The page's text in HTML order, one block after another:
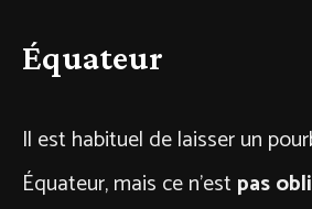
Équateur
Il est habituel de laisser un
Équateur, mais ce n’est pas